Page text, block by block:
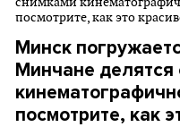
Минск
Минчане делятся
посмотрите, как